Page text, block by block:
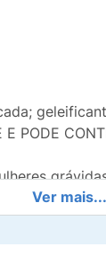
PODE
o consumo
Ver mais...